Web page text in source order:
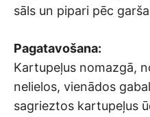
sāls un pipari pēc
Pagatavošana:
Kartupeļus nomazgā,
nelielos, vienādos
sagrieztos kartupeļus